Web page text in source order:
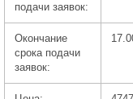
подачи заявок:
Окончание
срока подачи
заявок: